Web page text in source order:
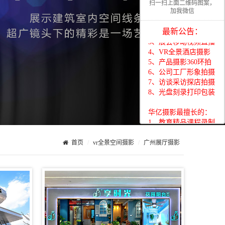
首页 vr全景空间摄影 广州展厅摄影
扫一扫上面二维码图案，
加我微信
最新公告：
华亿摄影最擅长的：
1、教育精品课程录制
3、展会移动视频直播
4、VR全景酒店摄影
5、产品摄影360环拍
6、公司工厂形象拍摄
7、访谈采访探店拍摄
8、光盘刻录打印包装
1、教育精品课程录制
2、活动摄影照片直播
4、VR全景酒店摄影
5、产品摄影360环拍
7、访谈采访探店拍摄
8、光盘刻录打印包装
华亿摄影最擅长的：
1、教育精品课程录制